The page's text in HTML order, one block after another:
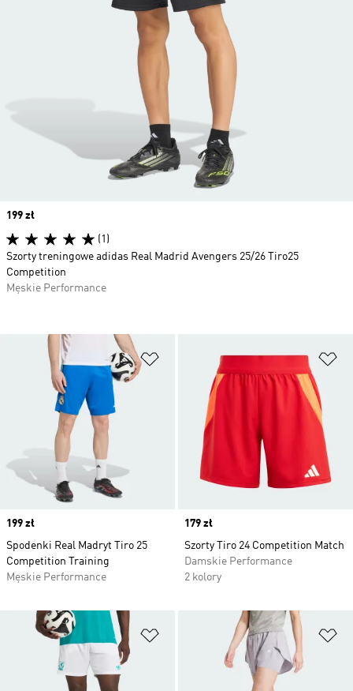
Dodaj do listy życzeń
Price
199 zł
Spodenki Real Madryt Tiro 25
Competition Training
Męskie Performance
Price
179 zł
Szorty Tiro 24 Competition Match
Damskie Performance
2 kolory
Dodaj do listy życzeń
Price
199 zł
(1)
Szorty treningowe adidas Real Madrid Avengers 25/26 Tiro25
Competition
Męskie Performance